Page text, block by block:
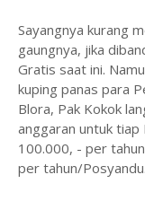
Sayangnya kurang
gaungnya, jika
Gratis saat ini.
kuping panas para
Blora, Pak Kokok
anggaran untuk tiap
100.000, - per
per tahun/Posyandu.